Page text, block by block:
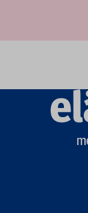
logo